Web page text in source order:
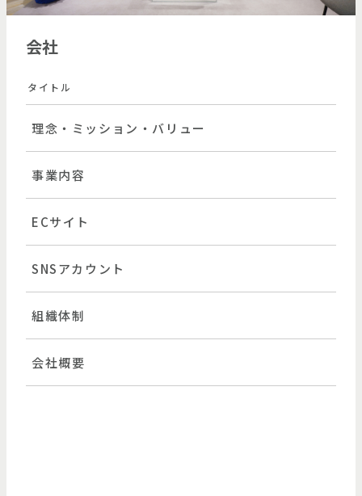
会社
タイトル
理念・ミッション・バリュー
事業内容
ECサイト
SNSアカウント
組織体制
会社概要